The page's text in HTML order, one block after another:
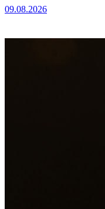
09.08.2026